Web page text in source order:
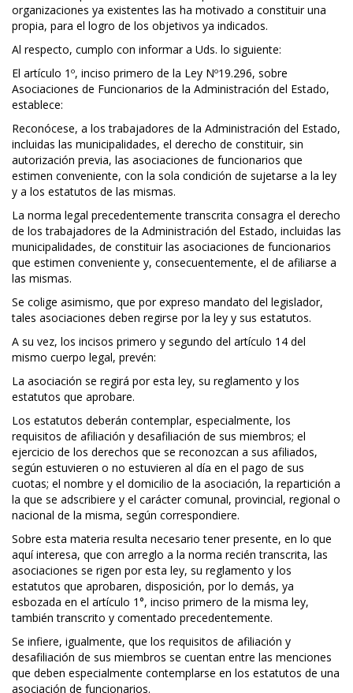
organizaciones ya existentes las ha motivado a constituir una
propia, para el logro de los objetivos ya indicados.
Al respecto, cumplo con informar a Uds. lo siguiente:
El artículo 1º, inciso primero de la Ley Nº19.296, sobre
Asociaciones de Funcionarios de la Administración del Estado,
establece:
Reconócese, a los trabajadores de la Administración del Estado,
incluidas las municipalidades, el derecho de constituir, sin
autorización previa, las asociaciones de funcionarios que
estimen conveniente, con la sola condición de sujetarse a la ley
y a los estatutos de las mismas.
La norma legal precedentemente transcrita consagra el derecho
de los trabajadores de la Administración del Estado, incluidas las
municipalidades, de constituir las asociaciones de funcionarios
que estimen conveniente y, consecuentemente, el de afiliarse a
las mismas.
Se colige asimismo, que por expreso mandato del legislador,
tales asociaciones deben regirse por la ley y sus estatutos.
A su vez, los incisos primero y segundo del artículo 14 del
mismo cuerpo legal, prevén:
La asociación se regirá por esta ley, su reglamento y los
estatutos que aprobare.
Los estatutos deberán contemplar, especialmente, los
requisitos de afiliación y desafiliación de sus miembros; el
ejercicio de los derechos que se reconozcan a sus afiliados,
según estuvieren o no estuvieren al día en el pago de sus
cuotas; el nombre y el domicilio de la asociación, la repartición a
la que se adscribiere y el carácter comunal, provincial, regional o
nacional de la misma, según correspondiere.
Sobre esta materia resulta necesario tener presente, en lo que
aquí interesa, que con arreglo a la norma recién transcrita, las
asociaciones se rigen por esta ley, su reglamento y los
estatutos que aprobaren, disposición, por lo demás, ya
esbozada en el artículo 1°, inciso primero de la misma ley,
también transcrito y comentado precedentemente.
Se infiere, igualmente, que los requisitos de afiliación y
desafiliación de sus miembros se cuentan entre las menciones
que deben especialmente contemplarse en los estatutos de una
asociación de funcionarios.